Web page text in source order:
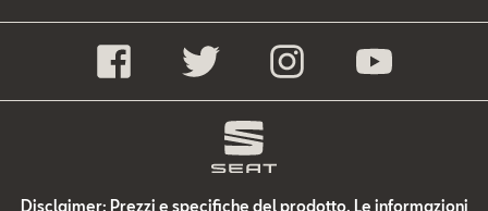
Disclaimer: Prezzi e specifiche del prodotto. Le informazioni